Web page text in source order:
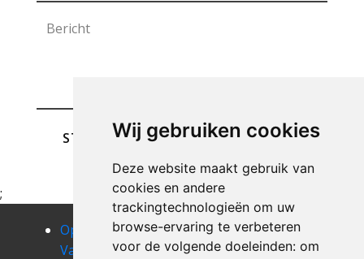
Wij gebruiken cookies
Deze website maakt gebruik van
cookies en andere
trackingtechnologieën om uw
browse-ervaring te verbeteren
voor de volgende doeleinden: om
STUREN
;
Opruimen
Van Uw
Opruimen
Van Uw
Opruimen
Van Uw